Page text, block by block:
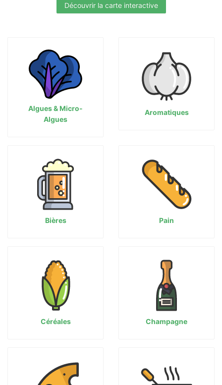
Découvrir la carte interactive
Algues & Micro-
Algues
Aromatiques
Bières Pain
Céréales Champagne